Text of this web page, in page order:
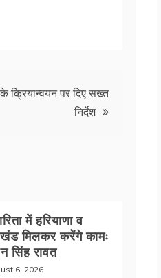
क्रियान्वयन पर दिए सख्त
निर्देश
में हरियाणा व
मिलकर करेंगे कामः
सिंह रावत
6, 2026